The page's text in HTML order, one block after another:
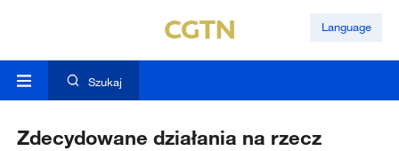
Language
Szukaj
Zdecydowane działania na rzecz